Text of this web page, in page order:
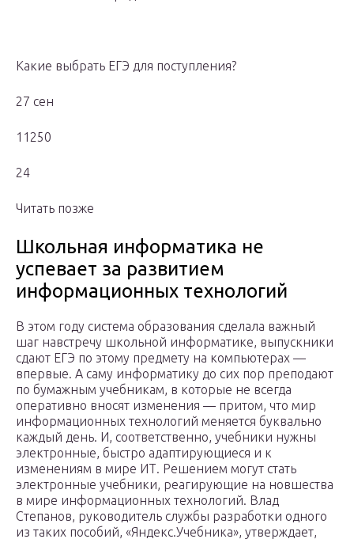
Какие выбрать ЕГЭ для поступления?
27 сен
11250
24
Читать позже
Школьная информатика не
успевает за развитием
информационных технологий
В этом году система образования сделала важный
шаг навстречу школьной информатике, выпускники
сдают ЕГЭ по этому предмету на компьютерах —
впервые. А саму информатику до сих пор преподают
по бумажным учебникам, в которые не всегда
оперативно вносят изменения — притом, что мир
информационных технологий меняется буквально
каждый день. И, соответственно, учебники нужны
электронные, быстро адаптирующиеся и к
изменениям в мире ИТ. Решением могут стать
электронные учебники, реагирующие на новшества
в мире информационных технологий. Влад
Степанов, руководитель службы разработки одного
из таких пособий, «Яндекс.Учебника», утверждает,